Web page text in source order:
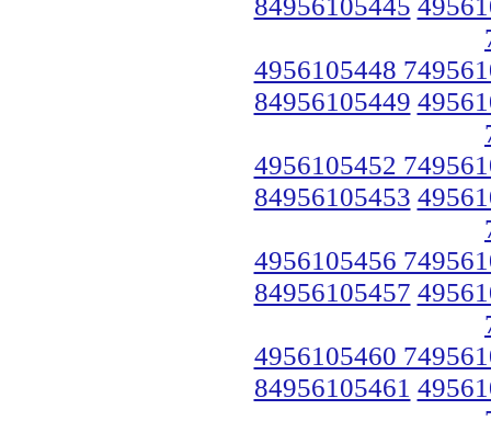
4956105448
84956105449
4956105452
84956105453
4956105456
84956105457
4956105460
84956105461